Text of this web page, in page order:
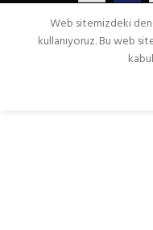
Web sitemizdeki
kullanıyoruz. Bu web